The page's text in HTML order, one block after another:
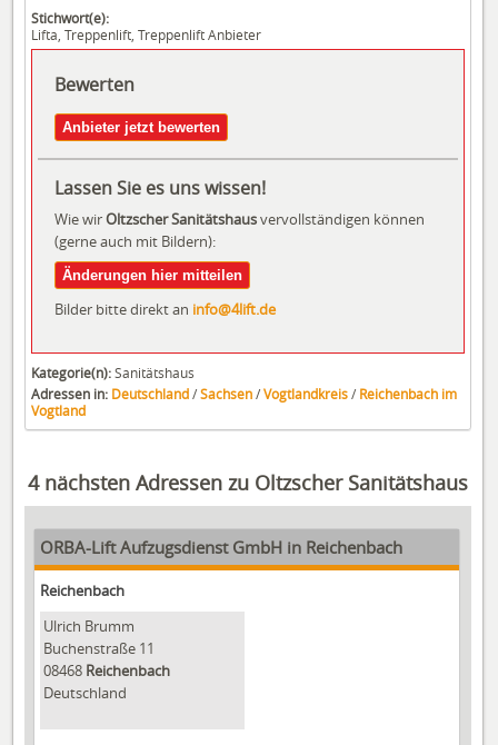
Stichwort(e):
Lifta ,Treppenlift ,Treppenlift Anbieter
Bewerten
Anbieter jetzt bewerten
Lassen Sie es uns wissen!
Wie wirOltzscher Sanitätshausvervollständigen können
(gerne auch mit Bildern):
Änderungen hier mitteilen
Bilder bitte direkt an info@4lift.de
Kategorie(n):Sanitätshaus
Adressen in: Deutschland/Sachsen/Vogtlandkreis/ Reichenbach im
Vogtland
4 nächsten Adressen zu Oltzscher Sanitätshaus
ORBA-Lift Aufzugsdienst GmbH in Reichenbach
Reichenbach
Ulrich Brumm
Buchenstraße 11
08468 Reichenbach
Deutschland